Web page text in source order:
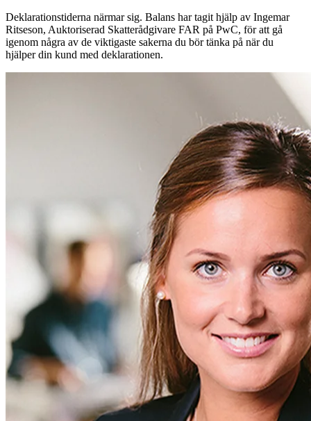
Deklarationstiderna närmar sig. Balans har tagit hjälp av Ingemar
Ritseson, Auktoriserad Skatterådgivare FAR på PwC, för att gå
igenom några av de viktigaste sakerna du bör tänka på när du
hjälper din kund med deklarationen.